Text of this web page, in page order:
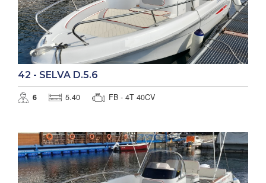
42 - SELVA D.5.6
6 5.40 FB - 4T 40CV